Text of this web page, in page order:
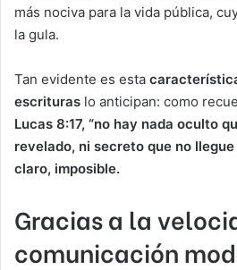
más nociva para la vida pública,
la gula.
Tan evidente es esta
escrituras lo anticipan: como
Lucas 8:17, “no hay nada oculto
revelado, ni secreto que no llegue
claro, imposible.
Gracias a la
comunicación